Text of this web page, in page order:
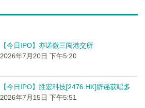
【今日IPO】亦诺微三闯港交所
2026年7月20日 下午5:20
【今日IPO】胜宏科技[2476.HK]辟谣获唱多
2026年7月15日 下午5:51